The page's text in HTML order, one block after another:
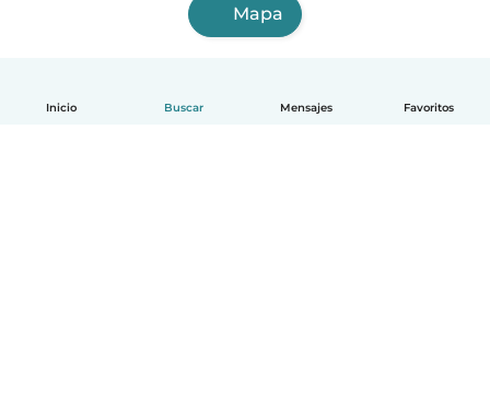
Inicio Buscar Mensajes Favoritos
Mapa